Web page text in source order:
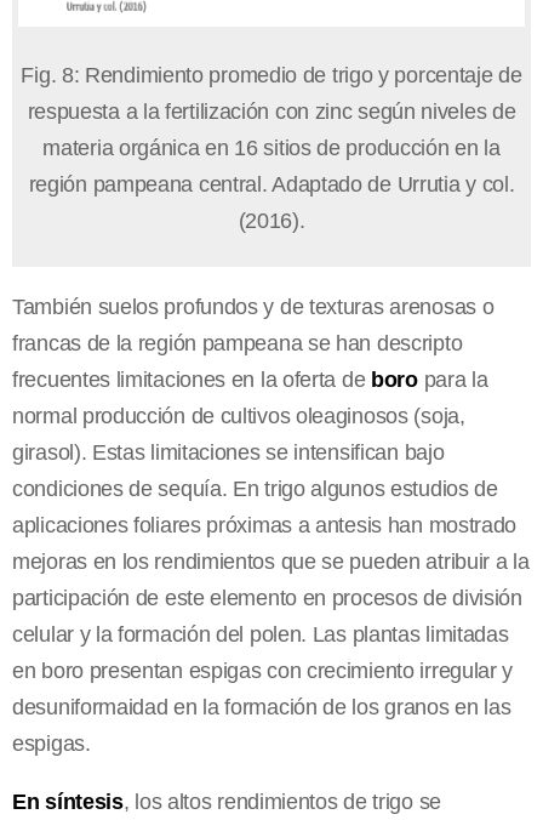
Fig. 8: Rendimiento promedio de trigo y porcentaje de
respuesta a la fertilización con zinc según niveles de
materia orgánica en 16 sitios de producción en la
región pampeana central. Adaptado de Urrutia y col.
(2016).
También suelos profundos y de texturas arenosas o
francas de la región pampeana se han descripto
frecuentes limitaciones en la oferta de boro para la
normal producción de cultivos oleaginosos (soja,
girasol). Estas limitaciones se intensifican bajo
condiciones de sequía. En trigo algunos estudios de
aplicaciones foliares próximas a antesis han mostrado
mejoras en los rendimientos que se pueden atribuir a la
participación de este elemento en procesos de división
celular y la formación del polen. Las plantas limitadas
en boro presentan espigas con crecimiento irregular y
desuniformaidad en la formación de los granos en las
espigas.
En síntesis, los altos rendimientos de trigo se